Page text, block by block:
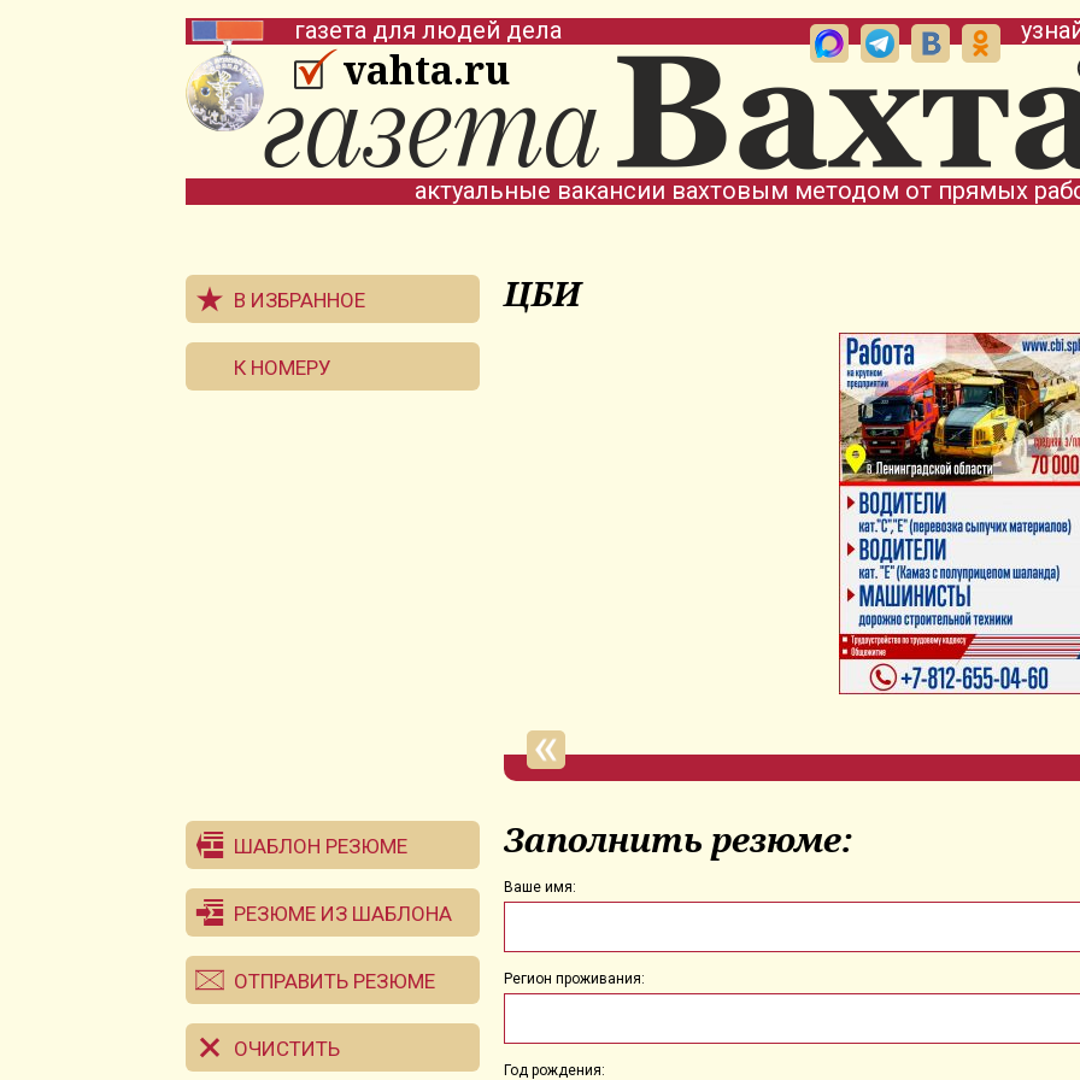
vahta.ru
газета для людей дела
актуальные вакансии вахтовым методом от прямых
В ИЗБРАННОЕ
К НОМЕРУ
ЦБИ
ШАБЛОН РЕЗЮМЕ
РЕЗЮМЕ ИЗ ШАБЛОНА
ОТПРАВИТЬ РЕЗЮМЕ
ОЧИСТИТЬ
Заполнить резюме:
Ваше имя:
Регион проживания:
Год рождения: